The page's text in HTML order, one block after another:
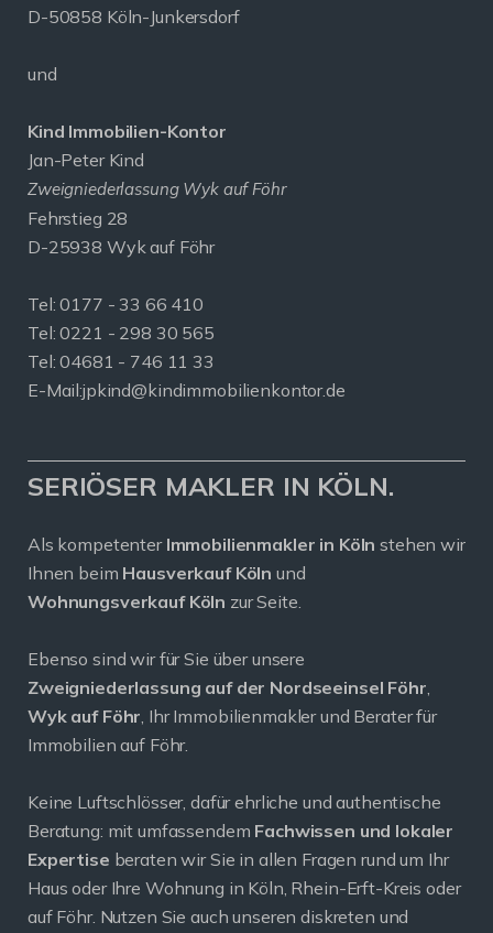
D-50858 Köln-Junkersdorf
und
Kind Immobilien-Kontor
Jan-Peter Kind
Zweigniederlassung Wyk auf Föhr
Fehrstieg 28
D-25938 Wyk auf Föhr
Tel:0177 - 33 66 410
Tel: 0221 - 298 30 565
Tel: 04681 - 746 11 33
E-Mail:jpkind@kindimmobilienkontor.de
SERIÖSER MAKLER IN KÖLN.
Als kompetenter Immobilienmakler in Köln stehen wir
Ihnen beim Hausverkauf Köln und
Wohnungsverkauf Köln zur Seite.
Ebenso sind wir für Sie über unsere
Zweigniederlassung auf der Nordseeinsel Föhr,
Wyk auf Föhr, Ihr Immobilienmakler und Berater für
Immobilien auf Föhr.
Keine Luftschlösser, dafür ehrliche und authentische
Beratung: mit umfassendem Fachwissen und lokaler
Expertise beraten wir Sie in allen Fragen rund um Ihr
Haus oder Ihre Wohnung in Köln, Rhein-Erft-Kreis oder
auf Föhr. Nutzen Sie auch unseren diskreten und